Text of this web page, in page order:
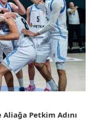
Petkim Adını